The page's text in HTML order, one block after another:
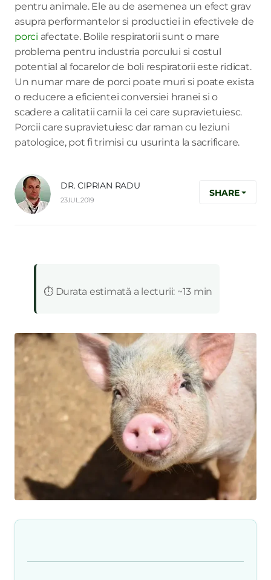
pentru animale. Ele au de asemenea un efect grav
asupra performantelor si productiei in efectivele de
porci afectate. Bolile respiratorii sunt o mare
problema pentru industria porcului si costul
potential al focarelor de boli respiratorii este ridicat.
Un numar mare de porci poate muri si poate exista
o reducere a eficientei conversiei hranei si o
scadere a calitatii carnii la cei care supravietuiesc.
Porcii care supravietuiesc dar raman cu leziuni
patologice, pot fi trimisi cu usurinta la sacrificare.
DR. CIPRIAN RADU
23.IUL.2019
SHARE
⏱️ Durata estimată a lecturii: ~13 min